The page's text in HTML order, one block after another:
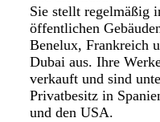
Sie stellt regelmäßig
öffentlichen
Benelux, Frankreich
Dubai aus. Ihre
verkauft und sind
Privatbesitz in
und den USA.